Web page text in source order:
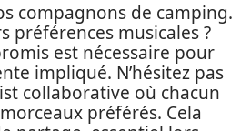
compagnons de camping.
préférences musicales ?
est nécessaire pour
impliqué. N’hésitez pas
collaborative où chacun
préférés. Cela